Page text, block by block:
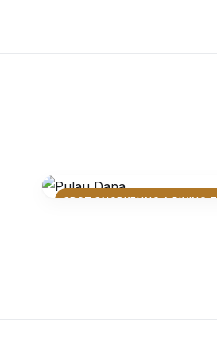
SPOT SNORKELING & DIVING